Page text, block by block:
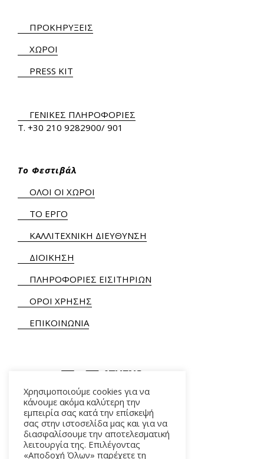
ΠΡΟΚΗΡΥΞΕΙΣ
ΧΩΡΟΙ
PRESS KIT
ΓΕΝΙΚΕΣ ΠΛΗΡΟΦΟΡΙΕΣ
Τ. +30 210 9282900/ 901
Το Φεστιβάλ
ΟΛΟΙ ΟΙ ΧΩΡΟΙ
ΤΟ ΕΡΓΟ
ΚΑΛΛΙΤΕΧΝΙΚΗ ΔΙΕΥΘΥΝΣΗ
ΔΙΟΙΚΗΣΗ
ΠΛΗΡΟΦΟΡΙΕΣ ΕΙΣΙΤΗΡΙΩΝ
ΟΡΟΙ ΧΡΗΣΗΣ
ΕΠΙΚΟΙΝΩΝΙΑ
ΑΛΚΜΗΝΗΣ 5 – 118 54 ΑΘΗΝΑ
Χρησιμοποιούμε cookies για να
κάνουμε ακόμα καλύτερη την
εμπειρία σας κατά την επίσκεψή
σας στην ιστοσελίδα μας και για να
διασφαλίσουμε την αποτελεσματική
λειτουργία της. Επιλέγοντας
«Αποδοχή Όλων» παρέχετε τη